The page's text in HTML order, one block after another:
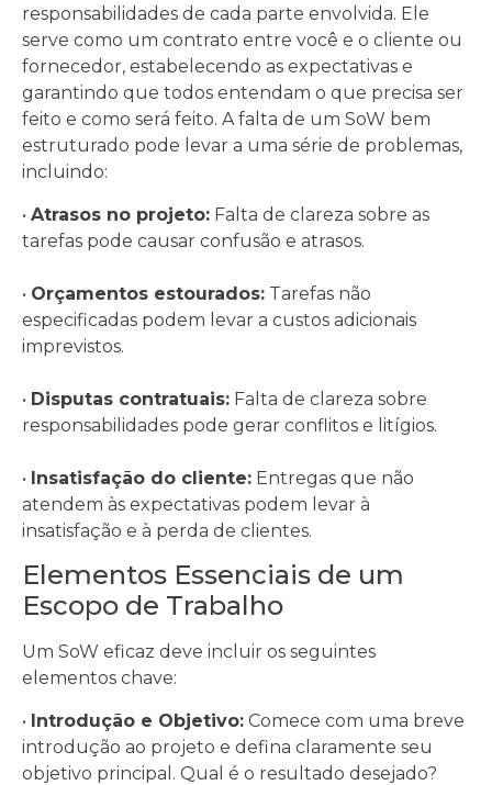
responsabilidades de cada parte envolvida. Ele
serve como um contrato entre você e o cliente ou
fornecedor, estabelecendo as expectativas e
garantindo que todos entendam o que precisa ser
feito e como será feito. A falta de um SoW bem
estruturado pode levar a uma série de problemas,
incluindo:
• Atrasos no projeto: Falta de clareza sobre as
tarefas pode causar confusão e atrasos.
• Orçamentos estourados: Tarefas não
especificadas podem levar a custos adicionais
imprevistos.
• Disputas contratuais: Falta de clareza sobre
responsabilidades pode gerar conflitos e litígios.
• Insatisfação do cliente: Entregas que não
atendem às expectativas podem levar à
insatisfação e à perda de clientes.
Elementos Essenciais de um
Escopo de Trabalho
Um SoW eficaz deve incluir os seguintes
elementos chave:
• Introdução e Objetivo: Comece com uma breve
introdução ao projeto e defina claramente seu
objetivo principal. Qual é o resultado desejado?